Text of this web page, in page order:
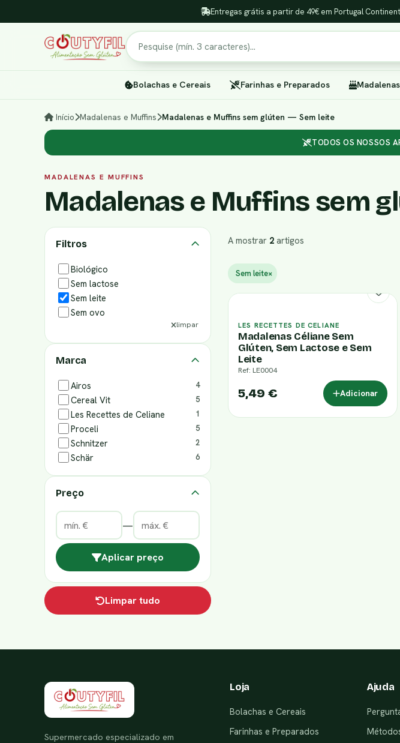
Entregas grátis a partir de 49€ em Portugal
Pesquisar
Bolachas e Cereais Farinhas e Preparados
Início Madalenas e Muffins Madalenas e Muffins sem glúten — Sem leite
TODOS OS NOSSOS
MADALENAS E MUFFINS
Madalenas e Muffins sem
Filtros
Biológico
Sem lactose
Sem leite
Sem ovo
limpar
Marca
Airos 4
Cereal Vit 5
Les Recettes de Celiane 1
Proceli 5
Schnitzer 2
Schär 6
Preço
—
Aplicar preço
Limpar tudo
A mostrar 2 artigos
Sem leite×
LES RECETTES DE CELIANE
Madalenas Céliane Sem
Glúten, Sem Lactose e Sem
Leite
Ref: LE0004
5,49 € Adicionar
Supermercado especializado em
Loja
Bolachas e Cereais
Farinhas e Preparados
Ajuda